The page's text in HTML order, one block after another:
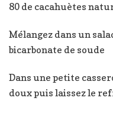
80 de cacahuètes
Mélangez dans un
bicarbonate de soude
Dans une petite
doux puis laissez le